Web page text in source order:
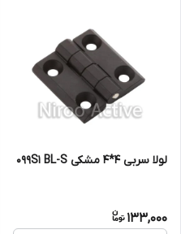
لولا سربی ۴*۴ مشکی ۰۹۹S۱ BL-S
133,000